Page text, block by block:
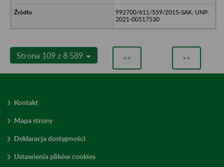
992700/611/559/2015-SAK; UNP:
2021-00517530
Strona 109 z 8 589 << >>
Kontakt
Mapa strony
Deklaracja dostępności
Ustawienia plików cookies